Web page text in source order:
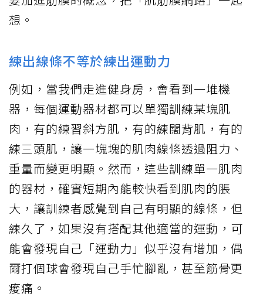
想。
練出線條不等於練出運動力
例如，當我們走進健身房，會看到一堆機
器，每個運動器材都可以單獨訓練某塊肌
肉，有的練習斜方肌，有的練闊背肌，有的
練三頭肌，讓一塊塊的肌肉線條透過阻力、
重量而變更明顯。然而，這些訓練單一肌肉
的器材，確實短期內能較快看到肌肉的脹
大，讓訓練者感覺到自己有明顯的線條，但
練久了，如果沒有搭配其他適當的運動，可
能會發現自己「運動力」似乎沒有增加，偶
爾打個球會發現自己手忙腳亂，甚至筋骨更
痠痛。